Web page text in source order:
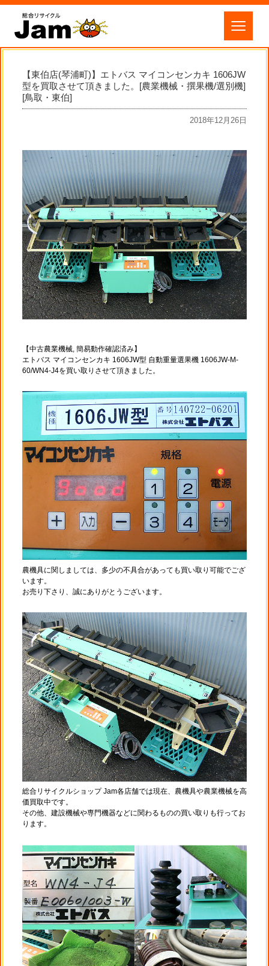
【東伯店(琴浦町)】エトバス マイコンセンカキ 1606JW
型を買取させて頂きました。[農業機械・撰果機/選別機]
[鳥取・東伯]
2018年12月26日
【中古農業機械, 簡易動作確認済み】
エトバス マイコンセンカキ 1606JW型 自動重量選果機 1606JW-M-
60/WN4-J4を買い取りさせて頂きました。
農機具に関しましては、多少の不具合があっても買い取り可能でござ
います。
お売り下さり、誠にありがとうございます。
総合リサイクルショップ Jam各店舗では現在、農機具や農業機械を高
価買取中です。
その他、建設機械や専門機器などに関わるものの買い取りも行ってお
ります。